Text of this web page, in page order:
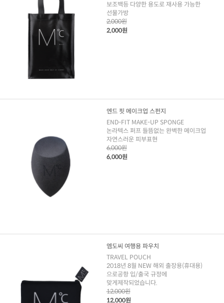
보조백등 다양한 용도로 재사용 가능한
선물가방
2,000원
2,000원
엔드 핏 메이크업 스펀지
END-FIT MAKE-UP SPONGE
논라텍스 퍼프 들뜸없는 완벽한 메이크업
자연스러운 피부표현
6,000원
6,000원
엠도씨 여행용 파우치
TRAVEL POUCH
2018년 8월 NEW 해외 출장용(휴대용)
으로공항 입/출국 규정에
맞게제작되었습니다.
12,000원
12,000원